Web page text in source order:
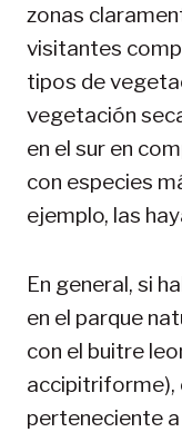
zonas
visitantes
tipos de
vegetación
en el sur en
con especies
ejemplo, las
En general, si
en el parque
con el buitre
accipitriforme),
perteneciente